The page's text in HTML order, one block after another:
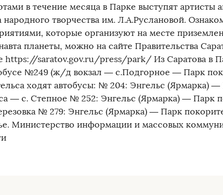
в течение месяца в Парке выступят артисты
народного творчества им. Л.А.Руслановой.
которые организуют на месте
планеты, можно на сайте Правительства
https://saratov.gov.ru/press/park/ Из Саратова в
№249 (ж/д вокзал — с.Подгорное — Парк
ходят автобусы: № 204: Энгельс (Ярмарка)
— с. Степное № 252: Энгельс (Ярмарка) — Парк
№ 279: Энгельс (Ярмарка) — Парк
Министерство информации и массовых